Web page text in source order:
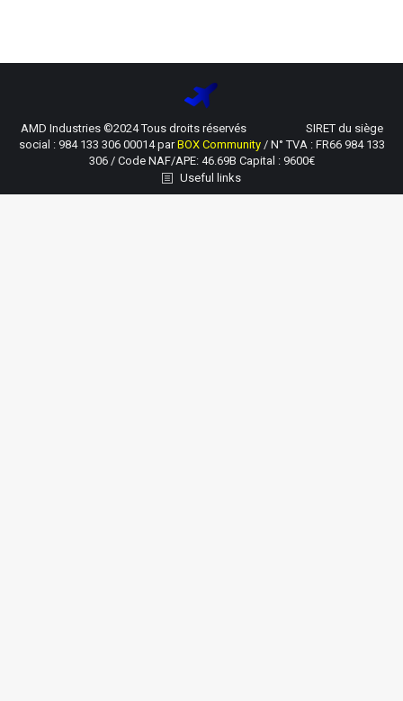
AMD Industries ©2024 Tous droits réservés SIRET du siège
social : 984 133 306 00014 parBOX Community / N° TVA : FR66 984 133
306 / Code NAF/APE: 46.69B Capital : 9600€
Useful links